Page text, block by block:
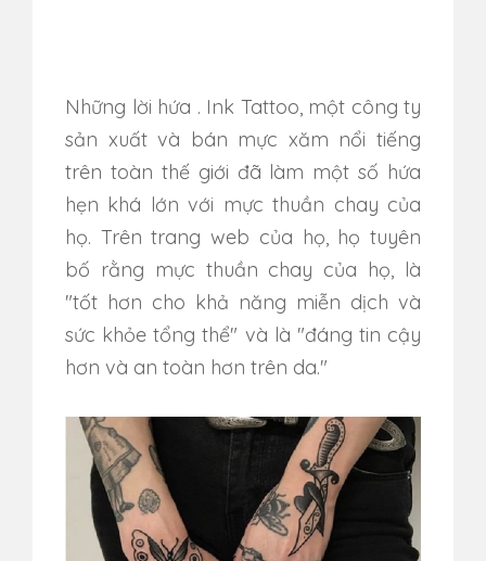
Những lời hứa . Ink Tattoo, một công ty
sản xuất và bán mực xăm nổi tiếng
trên toàn thế giới đã làm một số hứa
hẹn khá lớn với mực thuần chay của
họ. Trên trang web của họ, họ tuyên
bố rằng mực thuần chay của họ, là
"tốt hơn cho khả năng miễn dịch và
sức khỏe tổng thể" và là "đáng tin cậy
hơn và an toàn hơn trên da."